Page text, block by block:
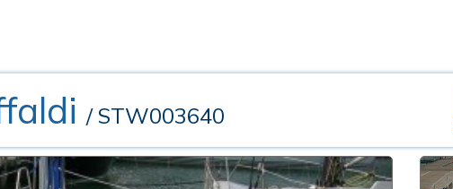
/ STW003640